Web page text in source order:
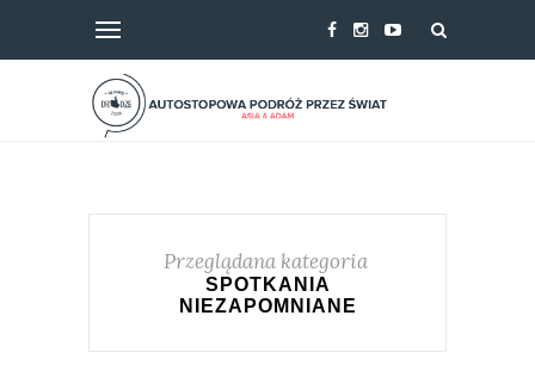
Przeglądana kategoria
SPOTKANIA
NIEZAPOMNIANE